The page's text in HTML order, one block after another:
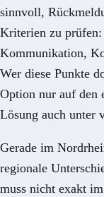
sinnvoll,
Kriterien zu prüfen:
Kommunikation,
Wer diese Punkte
Option nur auf den
Lösung auch unter
Gerade im
regionale
muss nicht exakt